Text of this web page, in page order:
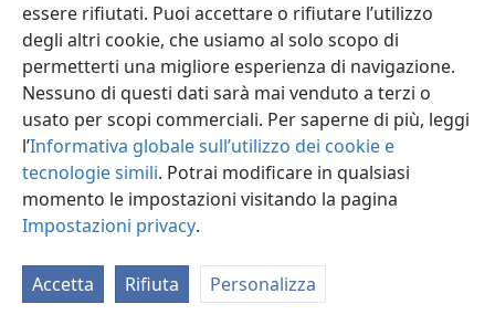
essere rifiutati. Puoi accettare o rifiutare l’utilizzo
degli altri cookie, che usiamo al solo scopo di
permetterti una migliore esperienza di navigazione.
Nessuno di questi dati sarà mai venduto a terzi o
usato per scopi commerciali. Per saperne di più, leggi
l’Informativa globale sull’utilizzo dei cookie e
tecnologie simili. Potrai modificare in qualsiasi
momento le impostazioni visitando la pagina
Impostazioni privacy.
Accetta Rifiuta Personalizza
Italiano Impostazioni
Copyright© 2026 Watch Tower Bible and Tract Society of Pennsylvania
Condizioni d’uso Informativa sulla privacy
Impostazioni privacy
Accedi